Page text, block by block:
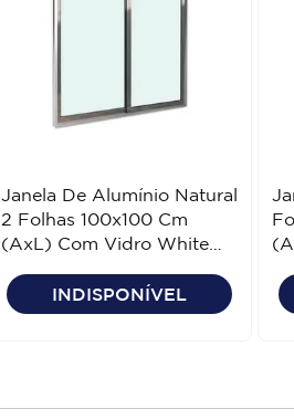
Janela De Alumínio Natural
2 Folhas 100x100 Cm
(AxL) Com Vidro White
INDISPONÍVEL